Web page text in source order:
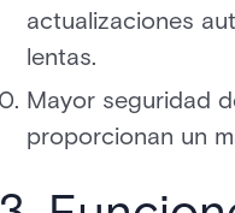
actualizaciones
lentas.
Mayor seguridad
proporcionan un